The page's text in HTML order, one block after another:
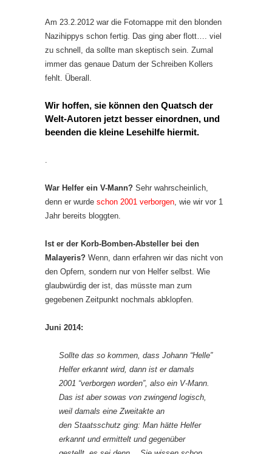
Am 23.2.2012 war die Fotomappe mit den blonden
Nazihippys schon fertig. Das ging aber flott…. viel
zu schnell, da sollte man skeptisch sein. Zumal
immer das genaue Datum der Schreiben Kollers
fehlt. Überall.
Wir hoffen, sie können den Quatsch der
Welt-Autoren jetzt besser einordnen, und
beenden die kleine Lesehilfe hiermit.
.
War Helfer ein V-Mann? Sehr wahrscheinlich,
denn er wurde schon 2001 verborgen, wie wir vor 1
Jahr bereits bloggten.
Ist er der Korb-Bomben-Absteller bei den
Malayeris? Wenn, dann erfahren wir das nicht von
den Opfern, sondern nur von Helfer selbst. Wie
glaubwürdig der ist, das müsste man zum
gegebenen Zeitpunkt nochmals abklopfen.
Juni 2014:
Sollte das so kommen, dass Johann “Helle”
Helfer erkannt wird, dann ist er damals
2001 “verborgen worden”, also ein V-Mann.
Das ist aber sowas von zwingend logisch,
weil damals eine Zweitakte an
den Staatsschutz ging: Man hätte Helfer
erkannt und ermittelt und gegenüber